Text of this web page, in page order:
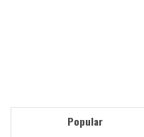
Popular